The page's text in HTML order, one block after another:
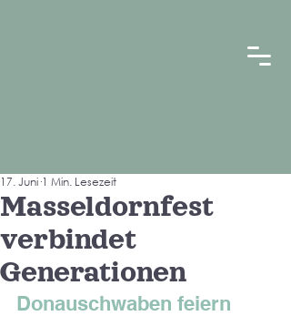
Masseldornfest
verbindet
Generationen
17. Juni 1 Min. Lesezeit
Donauschwaben feiern